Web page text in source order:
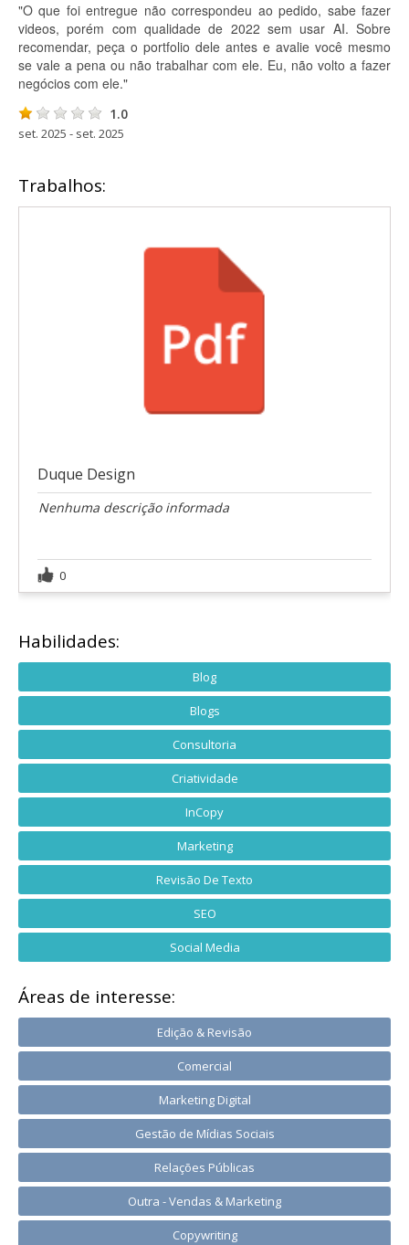
"O que foi entregue não correspondeu ao pedido, sabe fazer
videos, porém com qualidade de 2022 sem usar AI. Sobre
recomendar, peça o portfolio dele antes e avalie você mesmo
se vale a pena ou não trabalhar com ele. Eu, não volto a fazer
negócios com ele."
1.0
set. 2025 - set. 2025
Trabalhos:
Duque Design
Nenhuma descrição informada
0
Habilidades:
Blog
Blogs
Consultoria
Criatividade
InCopy
Marketing
Revisão De Texto
SEO
Social Media
Áreas de interesse:
Edição & Revisão
Comercial
Marketing Digital
Gestão de Mídias Sociais
Relações Públicas
Outra - Vendas & Marketing
Copywriting